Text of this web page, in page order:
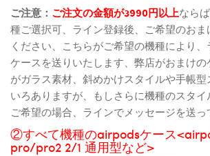
ご注意： ご注文の金額が3990円以上なら
種ご選択可、ライン登録後、ご希望のおま
ください、こちらがご希望の機種により
ケースを送りいたします、弊店がおまけ
がガラス素材、斜めかけスタイルや手帳
いろありますが、もしさらに機種のスタ
ご希望の場合、ラインでメッセージを送っ
②すべて機種のairpodsケース
pro/pro2 2/1 通用型など>